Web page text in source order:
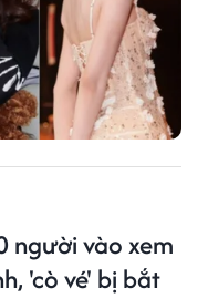
người vào xem
'cò vé' bị bắt